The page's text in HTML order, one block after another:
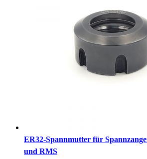
ER32-Spannmutter für
und RMS